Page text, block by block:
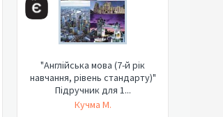
"Англійська мова (7-й рік
навчання, рівень стандарту)"
Підручник для 1...
Кучма М.